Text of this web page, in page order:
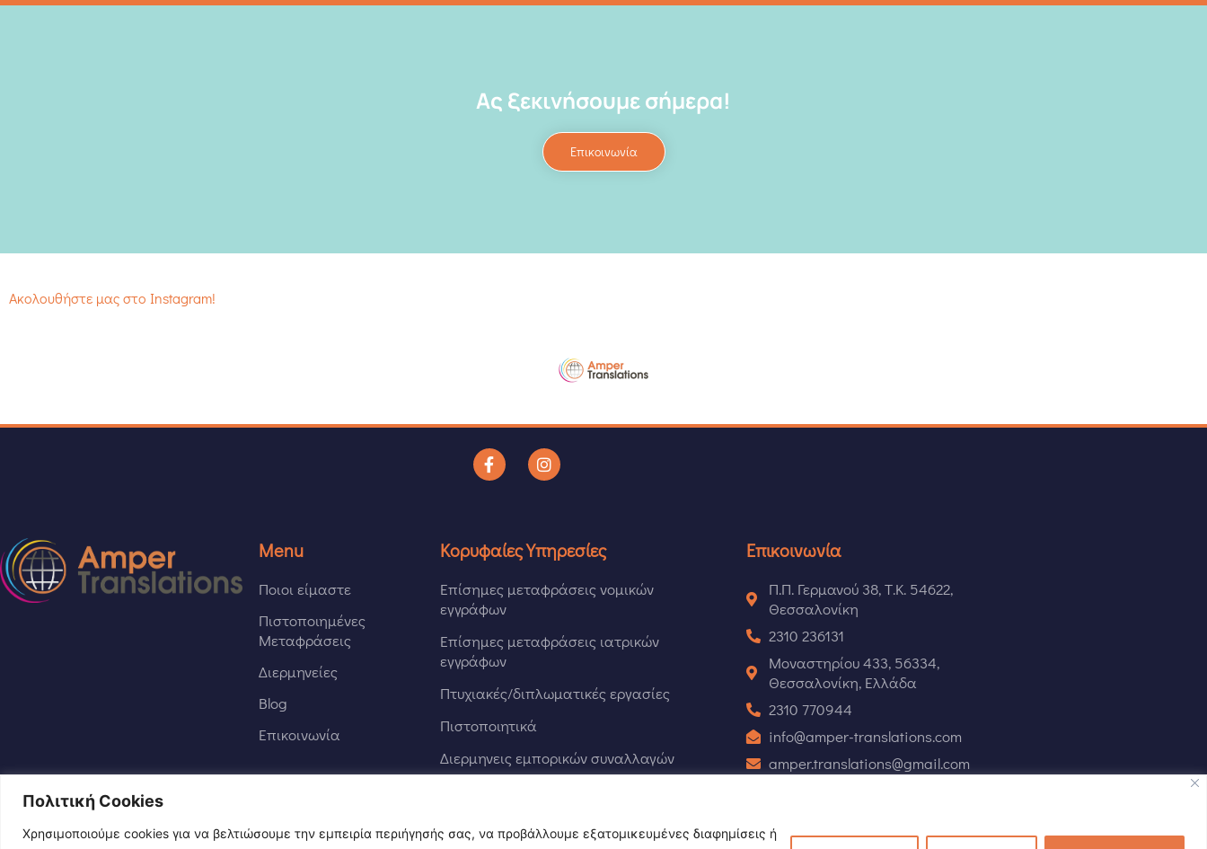
Πολιτική Cookies
Χρησιμοποιούμε cookies για να βελτιώσουμε την εμπειρία περιήγησής σας, να προβάλλουμε εξατομικευμένες διαφημίσεις ή
Ας ξεκινήσουμε σήμερα!
Επικοινωνία
Ακολουθήστε μας στο Instagram!
Menu
Ποιοι είμαστε
Πιστοποιημένες
Μεταφράσεις
Διερμηνείες
Blog
Επικοινωνία
Κορυφαίες Υπηρεσίες
Επίσημες μεταφράσεις νομικών
εγγράφων
Επίσημες μεταφράσεις ιατρικών
εγγράφων
Πτυχιακές/διπλωματικές εργασίες
Πιστοποιητικά
Διερμηνεις εμπορικών συναλλαγών
Επικοινωνία
Π.Π. Γερμανού 38, Τ.Κ. 54622,
Θεσσαλονίκη
2310 236131
Μοναστηρίου 433, 56334,
Θεσσαλονίκη, Ελλάδα
2310 770944
info@amper-translations.com
amper.translations@gmail.com